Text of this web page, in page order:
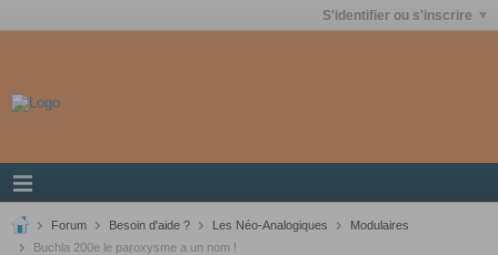
S'identifier ou s'inscrire
Forum Besoin d'aide ? Les Néo-Analogiques
Modulaires
Buchla 200e le paroxysme a un nom !